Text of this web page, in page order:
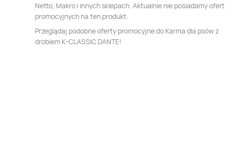
Netto, Makro i innych sklepach. Aktualnie nie posiadamy ofert
promocyjnych na ten produkt.
Przeglądaj podobne oferty promocyjne do Karma dla psów z
drobiem K-CLASSIC DANTE!